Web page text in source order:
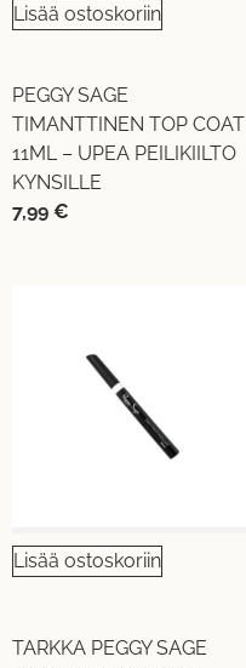
Lisää ostoskoriin
PEGGY SAGE
TIMANTTINEN TOP COAT
11ML – UPEA PEILIKIILTO
KYNSILLE
7,99 €
Lisää ostoskoriin
TARKKA PEGGY SAGE